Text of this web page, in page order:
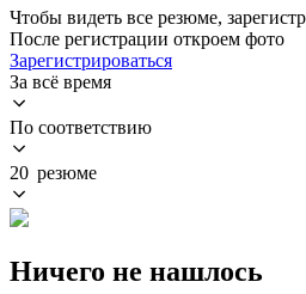
Чтобы видеть все резюме,
После регистрации откроем фото
Зарегистрироваться
За всё время
По соответствию
20 резюме
Ничего не нашлось